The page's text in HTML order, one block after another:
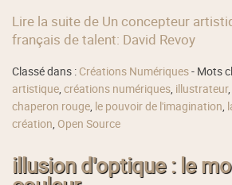
Lire la suite de Un concepteur
français de talent: David Revoy
Classé dans : Créations Numériques- Mots
artistique ,créations numériques illustrateur,
chaperon rouge le pouvoir de l'imagination
création Open Source
illusion d'optique : le